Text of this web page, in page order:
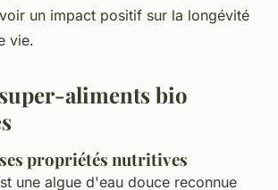
un impact positif sur la longévité
vie.
aliments bio
propriétés nutritives
une algue d'eau douce reconnue